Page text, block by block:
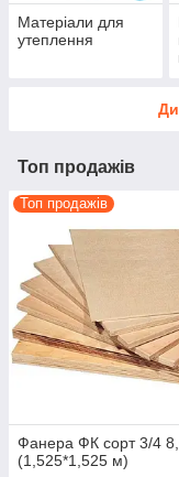
Матеріали для
утеплення
Топ продажів
Топ продажів
Фанера ФК сорт 3/4
(1,525*1,525 м)